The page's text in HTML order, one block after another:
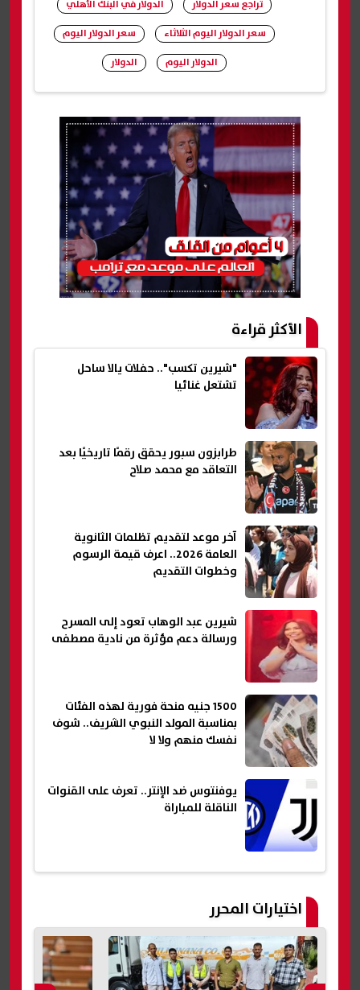
تراجع سعر الدولار
الدولار في البنك الأهلي
سعر الدولار اليوم الثلاثاء
سعر الدولار اليوم
الدولار اليوم
الدولار
الأكثر قراءة
"شيرين تكسب".. حفلات يالا ساحل
تشتعل غنائيا
طرابزون سبور يحقق رقمًا تاريخيًا بعد
التعاقد مع محمد صلاح
آخر موعد لتقديم تظلمات الثانوية
العامة 2026.. اعرف قيمة الرسوم
وخطوات التقديم
شيرين عبد الوهاب تعود إلى المسرح
ورسالة دعم مؤثرة من نادية مصطفى
1500 جنيه منحة فورية لهذه الفئات
بمناسبة المولد النبوي الشريف.. شوف
نفسك منهم ولا لا
يوفنتوس ضد الإنتر.. تعرف على القنوات
الناقلة للمباراة
اختيارات المحرر